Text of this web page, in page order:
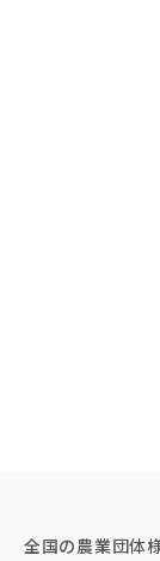
全国の農業団体